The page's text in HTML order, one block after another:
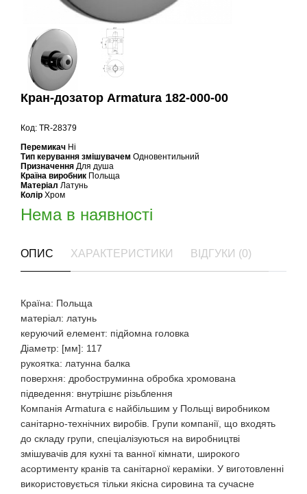
Кран-дозатор Armatura 182-000-00
Код: TR-28379
Перемикач Ні
Тип керування змішувачем Одновентильний
Призначення Для душа
Країна виробник Польща
Матеріал Латунь
Колір Хром
Нема в наявності
ОПИС ХАРАКТЕРИСТИКИ ВІДГУКИ (0)
Країна: Польща
матеріал: латунь
керуючий елемент: підйомна головка
Діаметр: [мм]: 117
рукоятка: латунна балка
поверхня: дробоструминна обробка хромована
підведення: внутрішнє різьблення
Компанія Armatura є найбільшим у Польщі виробником
санітарно-технічних виробів. Групи компанії, що входять
до складу групи, спеціалізуються на виробництві
змішувачів для кухні та ванної кімнати, широкого
асортименту кранів та санітарної кераміки. У виготовленні
використовується тільки якісна сировина та сучасне